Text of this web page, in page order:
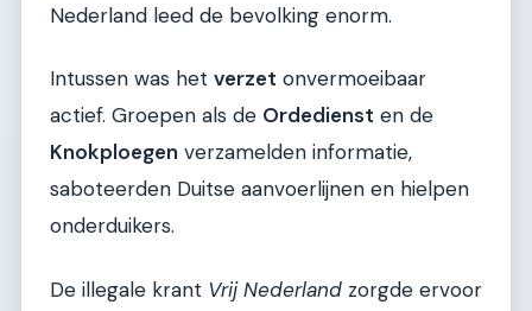
Nederland leed de bevolking enorm.
Intussen was het verzet onvermoeibaar
actief. Groepen als de Ordedienst en de
Knokploegen verzamelden informatie,
saboteerden Duitse aanvoerlijnen en hielpen
onderduikers.
De illegale krant Vrij Nederland zorgde ervoor